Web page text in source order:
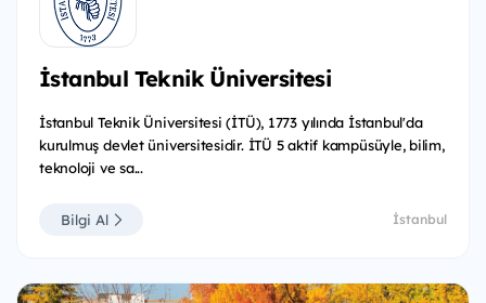
İstanbul Teknik Üniversitesi
İstanbul Teknik Üniversitesi (İTÜ), 1773 yılında İstanbul'da
kurulmuş devlet üniversitesidir. İTÜ 5 aktif kampüsüyle, bilim,
teknoloji ve sa...
Bilgi Al İstanbul